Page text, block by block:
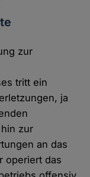
zur
tritt ein
ja
zur
an das
operiert das